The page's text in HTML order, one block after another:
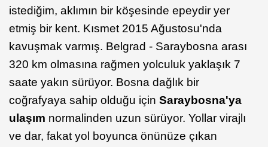
istediğim, aklımın bir köşesinde epeydir yer
etmiş bir kent. Kısmet 2015 Ağustosu'nda
kavuşmak varmış. Belgrad - Saraybosna arası
320 km olmasına rağmen yolculuk yaklaşık 7
saate yakın sürüyor. Bosna dağlık bir
coğrafyaya sahip olduğu için Saraybosna'ya
ulaşım normalinden uzun sürüyor. Yollar virajlı
ve dar, fakat yol boyunca önünüze çıkan